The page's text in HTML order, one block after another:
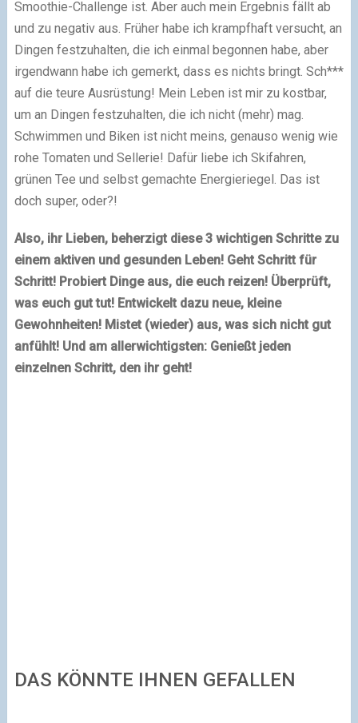
Smoothie-Challenge ist. Aber auch mein Ergebnis fällt ab
und zu negativ aus. Früher habe ich krampfhaft versucht, an
Dingen festzuhalten, die ich einmal begonnen habe, aber
irgendwann habe ich gemerkt, dass es nichts bringt. Sch***
auf die teure Ausrüstung! Mein Leben ist mir zu kostbar,
um an Dingen festzuhalten, die ich nicht (mehr) mag.
Schwimmen und Biken ist nicht meins, genauso wenig wie
rohe Tomaten und Sellerie! Dafür liebe ich Skifahren,
grünen Tee und selbst gemachte Energieriegel. Das ist
doch super, oder?!
Also, ihr Lieben, beherzigt diese 3 wichtigen Schritte zu
einem aktiven und gesunden Leben! Geht Schritt für
Schritt! Probiert Dinge aus, die euch reizen! Überprüft,
was euch gut tut! Entwickelt dazu neue, kleine
Gewohnheiten! Mistet (wieder) aus, was sich nicht gut
anfühlt! Und am allerwichtigsten: Genießt jeden
einzelnen Schritt, den ihr geht!
DAS KÖNNTE IHNEN GEFALLEN